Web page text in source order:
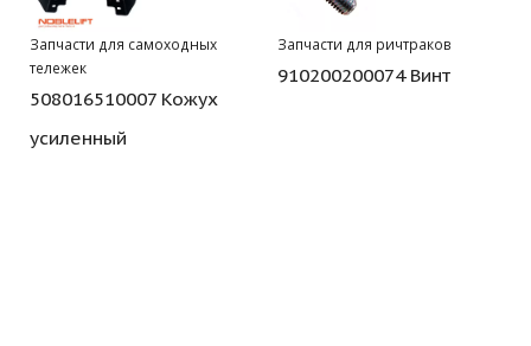
Запчасти для самоходных
тележек
508016510007 Кожух
усиленный
Запчасти для ричтраков
910200200074 Винт